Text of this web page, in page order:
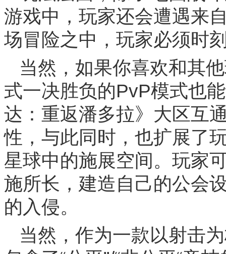
游戏中，玩家还会遭遇来
场冒险之中，玩家必须时
当然，如果你喜欢和其
式一决胜负的PvP模式也
达：重返潘多拉》大区互
性，与此同时，也扩展了
星球中的施展空间。玩家
施所长，建造自己的公会
的入侵。
当然，作为一款以射击